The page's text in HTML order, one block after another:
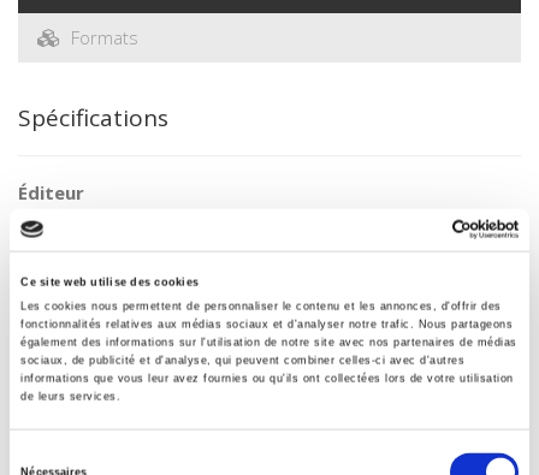
Ce site web utilise des cookies
Les cookies nous permettent de personnaliser le contenu et les annonces, d'offrir des
fonctionnalités relatives aux médias sociaux et d'analyser notre trafic. Nous partageons
également des informations sur l'utilisation de notre site avec nos partenaires de médias
sociaux, de publicité et d'analyse, qui peuvent combiner celles-ci avec d'autres
informations que vous leur avez fournies ou qu'ils ont collectées lors de votre utilisation
de leurs services.
Nécessaires
Formats
Spécifications
Éditeur
Presses de Sciences Po
Auteur
Bernard Le Clère
Collection
Académique
Langue
français
18e et 19e siècles